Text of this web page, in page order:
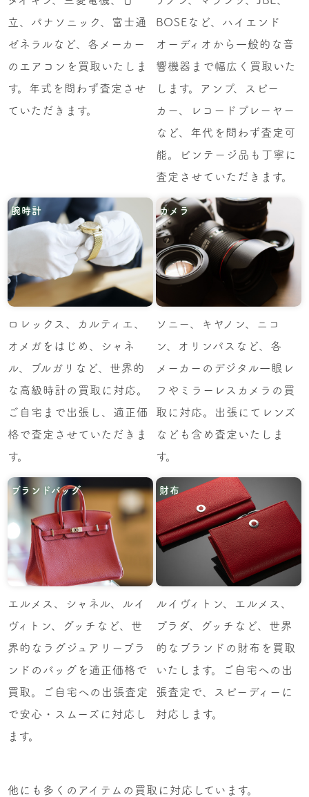
立、パナソニック、富士通
ゼネラルなど、各メーカー
のエアコンを買取いたしま
す。年式を問わず査定させ
ていただきます。
BOSEなど、ハイエンド
オーディオから一般的な音
響機器まで幅広く買取いた
します。アンプ、スピー
カー、レコードプレーヤー
など、年代を問わず査定可
能。ビンテージ品も丁寧に
査定させていただきます。
腕時計
ロレックス、カルティエ、
オメガをはじめ、シャネ
ル、ブルガリなど、世界的
な高級時計の買取に対応。
ご自宅まで出張し、適正価
格で査定させていただきま
す。
カメラ
ソニー、キヤノン、ニコ
ン、オリンパスなど、各
メーカーのデジタル一眼レ
フやミラーレスカメラの買
取に対応。出張にてレンズ
なども含め査定いたしま
す。
ブランドバッグ
エルメス、シャネル、ルイ
ヴィトン、グッチなど、世
界的なラグジュアリーブラ
ンドのバッグを適正価格で
買取。ご自宅への出張査定
で安心・スムーズに対応し
ます。
財布
ルイヴィトン、エルメス、
プラダ、グッチなど、世界
的なブランドの財布を買取
いたします。ご自宅への出
張査定で、スピーディーに
対応します。
他にも多くのアイテムの買取に対応しています。